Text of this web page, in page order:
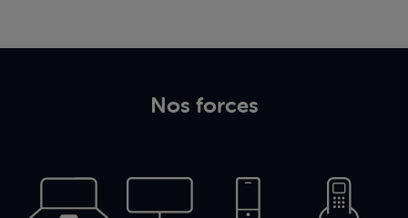
Nos forces